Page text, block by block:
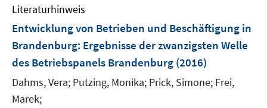
Literaturhinweis
Entwicklung von Betrieben und Beschäftigung in
Brandenburg: Ergebnisse der zwanzigsten Welle
des Betriebspanels Brandenburg (2016)
Dahms, Vera; Putzing, Monika; Prick, Simone; Frei,
Marek;